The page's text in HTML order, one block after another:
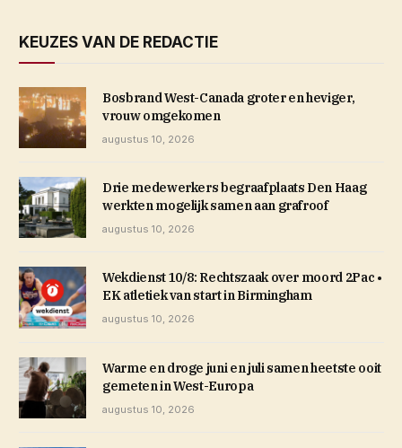
KEUZES VAN DE REDACTIE
Bosbrand West-Canada groter en heviger,
vrouw omgekomen
augustus 10, 2026
Drie medewerkers begraafplaats Den Haag
werkten mogelijk samen aan grafroof
augustus 10, 2026
Wekdienst 10/8: Rechtszaak over moord 2Pac •
EK atletiek van start in Birmingham
augustus 10, 2026
Warme en droge juni en juli samen heetste ooit
gemeten in West-Europa
augustus 10, 2026